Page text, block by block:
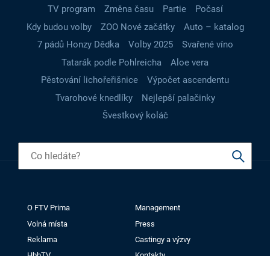
TV program
Změna času Partie
Počasí
Kdy budou volby
ZOO Nové začátky
Auto – katalog
7 pádů Honzy Dědka
Volby 2025
Svařené víno
Tatarák podle Pohlreicha
Aloe vera
Pěstování lichořeřišnice
Výpočet ascendentu
Tvarohové knedlíky
Nejlepší palačinky
Švestkový koláč
O FTV Prima
Management
Volná místa
Press
Reklama
Castingy a výzvy